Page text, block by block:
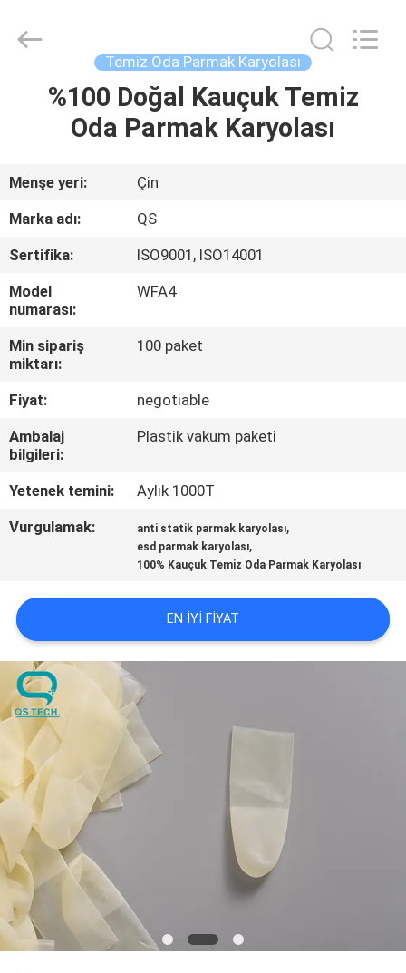
ANA
SAYFA
ÜRÜNLER
HAKKIMIZDA
FABRIKA
TURU
KALITE
BIZE
TEKLIF
ISTEĞI
SITE
HARITASI
PRIVACY
POLICY
Technology
Co.,Ltd.
Temiz Oda Parmak Karyolası
%100 Doğal Kauçuk Temiz
Oda Parmak Karyolası
Menşe yeri:
Çin
Marka adı:
QS
Sertifika:
ISO9001, ISO14001
Model
numarası:
WFA4
Min sipariş
miktarı:
100 paket
Fiyat:
negotiable
Ambalaj
bilgileri:
Plastik vakum paketi
Yetenek temini:
Aylık 1000T
Vurgulamak:
anti statik parmak karyolası,
esd parmak karyolası,
100% Kauçuk Temiz Oda Parmak Karyolası
EN IYI FIYAT